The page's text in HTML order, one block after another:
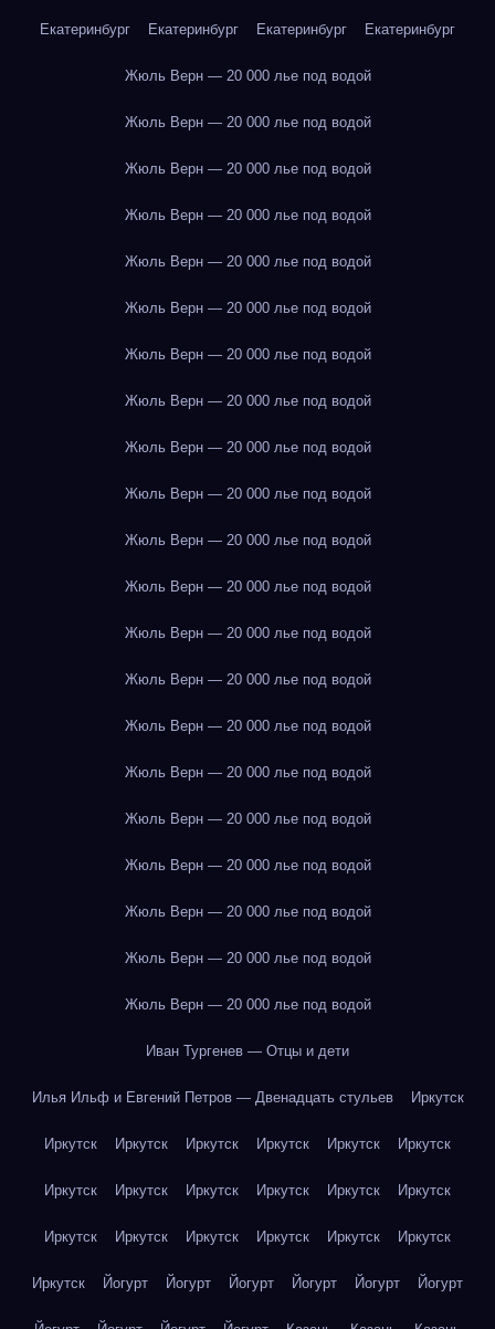
Екатеринбург Екатеринбург Екатеринбург Екатеринбург
Жюль Верн — 20 000 лье под водой
Жюль Верн — 20 000 лье под водой
Жюль Верн — 20 000 лье под водой
Жюль Верн — 20 000 лье под водой
Жюль Верн — 20 000 лье под водой
Жюль Верн — 20 000 лье под водой
Жюль Верн — 20 000 лье под водой
Жюль Верн — 20 000 лье под водой
Жюль Верн — 20 000 лье под водой
Жюль Верн — 20 000 лье под водой
Жюль Верн — 20 000 лье под водой
Жюль Верн — 20 000 лье под водой
Жюль Верн — 20 000 лье под водой
Жюль Верн — 20 000 лье под водой
Жюль Верн — 20 000 лье под водой
Жюль Верн — 20 000 лье под водой
Жюль Верн — 20 000 лье под водой
Жюль Верн — 20 000 лье под водой
Жюль Верн — 20 000 лье под водой
Жюль Верн — 20 000 лье под водой
Жюль Верн — 20 000 лье под водой
Иван Тургенев — Отцы и дети
Илья Ильф и Евгений Петров — Двенадцать стульев Иркутск
Иркутск Иркутск Иркутск Иркутск Иркутск Иркутск
Иркутск Иркутск Иркутск Иркутск Иркутск Иркутск
Иркутск Иркутск Иркутск Иркутск Иркутск Иркутск
Иркутск Йогурт Йогурт Йогурт Йогурт Йогурт Йогурт